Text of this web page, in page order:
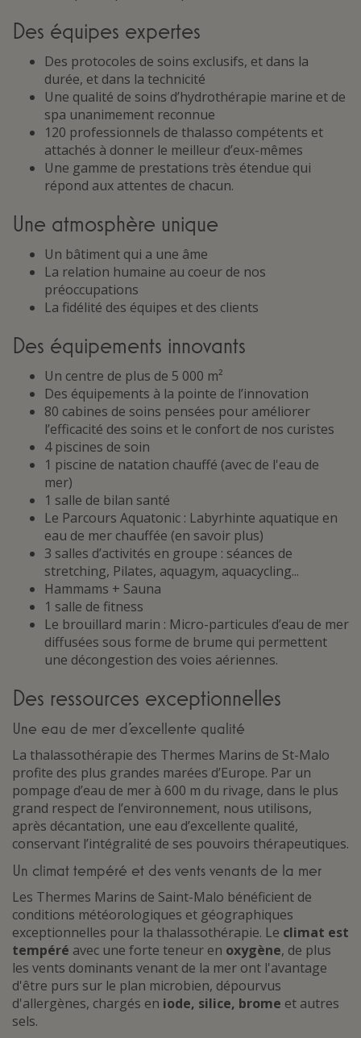
Des équipes expertes
Des protocoles de soins exclusifs, et dans la
durée, et dans la technicité
Une qualité de soins d’hydrothérapie marine et de
spa unanimement reconnue
120 professionnels de thalasso compétents et
attachés à donner le meilleur d’eux-mêmes
Une gamme de prestations très étendue qui
répond aux attentes de chacun.
Une atmosphère unique
Un bâtiment qui a une âme
La relation humaine au coeur de nos
préoccupations
La fidélité des équipes et des clients
Des équipements innovants
Un centre de plus de 5 000 m²
Des équipements à la pointe de l’innovation
80 cabines de soins pensées pour améliorer
l’efficacité des soins et le confort de nos curistes
4 piscines de soin
1 piscine de natation chauffé (avec de l'eau de
mer)
1 salle de bilan santé
Le Parcours Aquatonic : Labyrhinte aquatique en
eau de mer chauffée (en savoir plus)
3 salles d’activités en groupe : séances de
stretching, Pilates, aquagym, aquacycling...
Hammams + Sauna
1 salle de fitness
Le brouillard marin : Micro-particules d’eau de mer
diffusées sous forme de brume qui permettent
une décongestion des voies aériennes.
Des ressources exceptionnelles
Une eau de mer d’excellente qualité
La thalassothérapie des Thermes Marins de St-Malo
profite des plus grandes marées d’Europe. Par un
pompage d’eau de mer à 600 m du rivage, dans le plus
grand respect de l’environnement, nous utilisons,
après décantation, une eau d’excellente qualité,
conservant l’intégralité de ses pouvoirs thérapeutiques.
Un climat tempéré et des vents venants de la mer
Les Thermes Marins de Saint-Malo bénéficient de
conditions météorologiques et géographiques
exceptionnelles pour la thalassothérapie. Le climat est
tempéré avec une forte teneur en oxygène, de plus
les vents dominants venant de la mer ont l'avantage
d'être purs sur le plan microbien, dépourvus
d'allergènes, chargés en iode, silice, brome et autres
sels.